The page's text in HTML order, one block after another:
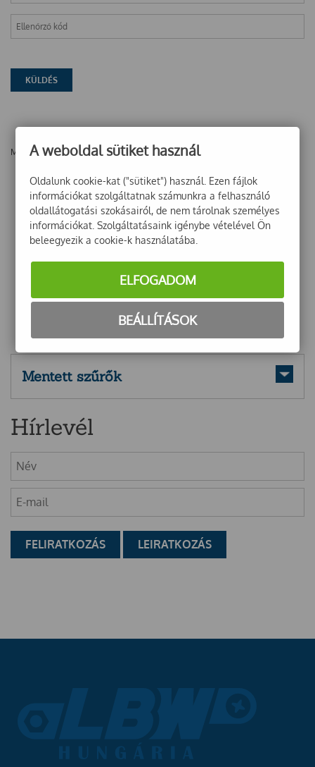
Még nincsenek vélemények ehhez a termékhez!
Mentett szűrők
Hírlevél
A weboldal sütiket használ
Oldalunk cookie-kat ("sütiket") használ. Ezen fájlok
információkat szolgáltatnak számunkra a felhasználó
oldallátogatási szokásairól, de nem tárolnak személyes
információkat. Szolgáltatásaink igénybe vételével Ön
beleegyezik a cookie-k használatába.
ELFOGADOM
BEÁLLÍTÁSOK